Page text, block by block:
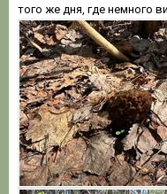
того же дня, где немного